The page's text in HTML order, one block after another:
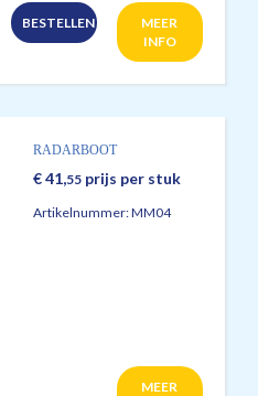
BESTELLEN
MEER
INFO
RADARBOOT
€41,55 prijs per stuk
Artikelnummer:MM04
MEER